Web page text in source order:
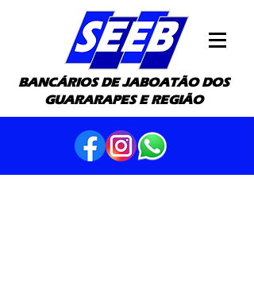
BANCÁRIOS DE JABOATÃO DOS
GUARARAPES E REGIÃO